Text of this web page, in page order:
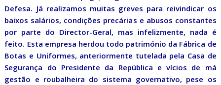
Defesa. Já realizamos muitas greves para reivindicar os
baixos salários, condições precárias e abusos constantes
por parte do Director-Geral, mas infelizmente, nada é
feito. Esta empresa herdou todo património da Fábrica de
Botas e Uniformes, anteriormente tutelada pela Casa de
Segurança do Presidente da República e vícios de má
gestão e roubalheira do sistema governativo, pese os